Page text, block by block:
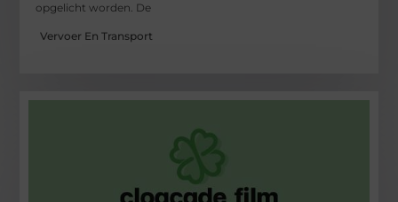
opgelicht worden. De
Vervoer En Transport